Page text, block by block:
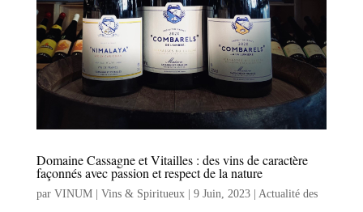
Domaine Cassagne et Vitailles : des vins de caractère
façonnés avec passion et respect de la nature
par VINUM | Vins & Spiritueux| 9 Juin, 2023| Actualité des